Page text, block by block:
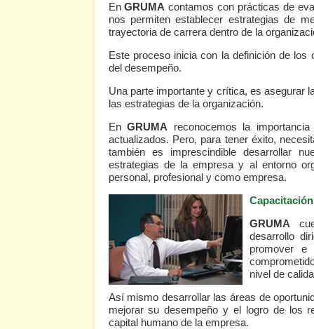
EnGRUMA contamos con prácticas de
nos permiten establecer estrategias de
trayectoria de carrera dentro de la
Este proceso inicia con la definición de los
del desempeño.
Una parte importante y crítica, es asegurar
las estrategias de la organización.
EnGRUMA reconocemos la
actualizados. Pero, para tener éxito,
también es imprescindible desarrollar
estrategias de la empresa y al entorno
personal, profesional y como empresa.
Capacitación
GRUMA
desarrollo
promover e
nivel de
Así mismo desarrollar las áreas de
mejorar su desempeño y el logro de los
capital humano de la empresa.